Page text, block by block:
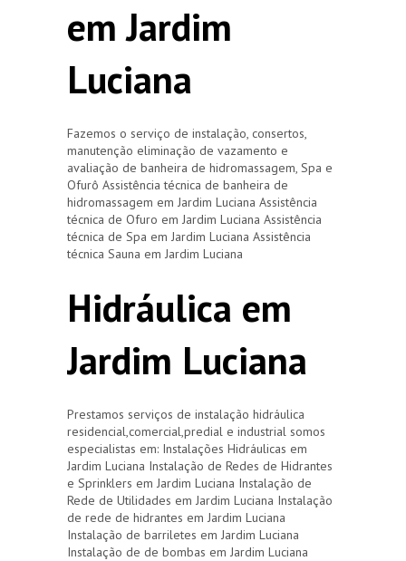
em Jardim
Luciana
Fazemos o serviço de instalação, consertos,
manutenção eliminação de vazamento e
avaliação de banheira de hidromassagem, Spa e
Ofurô Assistência técnica de banheira de
hidromassagem em Jardim Luciana Assistência
técnica de Ofuro em Jardim Luciana Assistência
técnica de Spa em Jardim Luciana Assistência
técnica Sauna em Jardim Luciana
Hidráulica em
Jardim Luciana
Prestamos serviços de instalação hidráulica
residencial,comercial,predial e industrial somos
especialistas em: Instalações Hidráulicas em
Jardim Luciana Instalação de Redes de Hidrantes
e Sprinklers em Jardim Luciana Instalação de
Rede de Utilidades em Jardim Luciana Instalação
de rede de hidrantes em Jardim Luciana
Instalação de barriletes em Jardim Luciana
Instalação de de bombas em Jardim Luciana